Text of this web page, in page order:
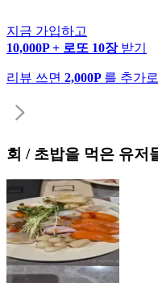
지금 가입하고
10,000P + 로또 10장 받기
리뷰 쓰면 2,000P 를 추가
회 / 초밥을 먹은 유저